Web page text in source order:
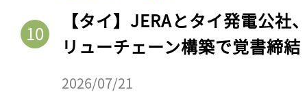
【タイ】JERAとタイ発電公社
リューチェーン構築で覚書締結
2026/07/21